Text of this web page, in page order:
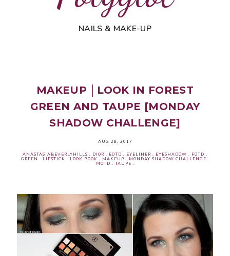
NAILS & MAKE-UP
MAKEUP │LOOK IN FOREST
GREEN AND TAUPE [MONDAY
SHADOW CHALLENGE]
AUG 28, 2017
ANASTASIABEVERLYHILLS . DIOR . EOTD . EYELINER . EYESHADOW . FOTD .
GREEN . LIPSTICK . LOOK BOOK . MAKEUP . MONDAY SHADOW CHALLENGE .
MOTD . TAUPE .